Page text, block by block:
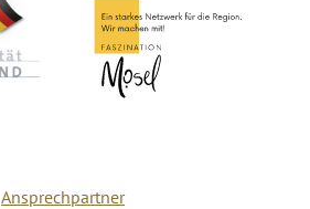
Ansprechpartner